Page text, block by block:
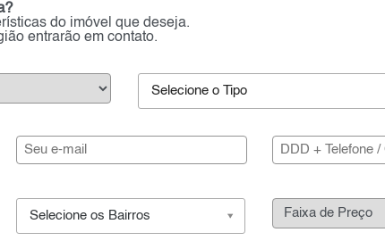
do imóvel que deseja.
entrarão em contato.
Selecione o Tipo
Selecione os Bairros